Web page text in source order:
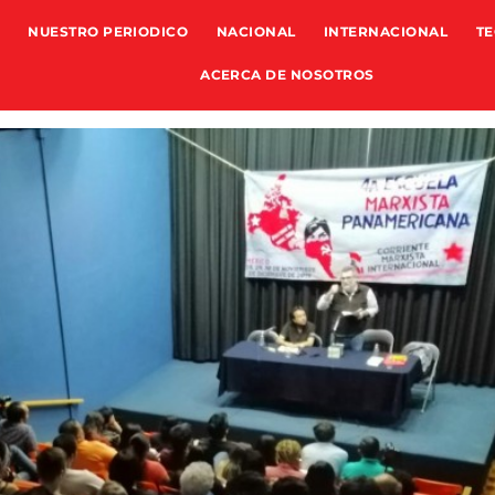
NUESTRO PERIODICO NACIONAL INTERNACIONAL
ACERCA DE NOSOTROS